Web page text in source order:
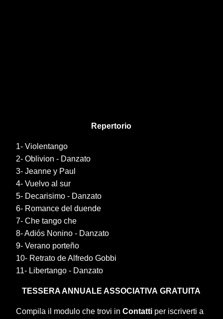
Repertorio
1- Violentango
2- Oblivion - Danzato
3- Jeanne y Paul
4- Vuelvo al sur
5- Decarisimo - Danzato
6- Romance del duende
7- Che tango che
8- Adiós Nonino - Danzato
9- Verano porteño
10- Retrato de Alfredo Gobbi
11- Libertango - Danzato
TESSERA ANNUALE ASSOCIATIVA GRATUITA
Compila il modulo che trovi inContatti per iscriverti a